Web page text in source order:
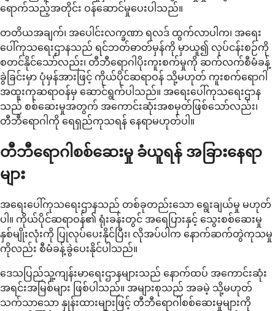
ရောက်သည့်အတိုင်း ဝန်ဆောင်မှုပေးပါသည်။
တတိယအချက်၊ အပေါင်းလက္ခဏာ ရလဒ် ထွက်လာပါက၊ အရေး
ပေါ်ကုသရေးဌာနသည် ရင်ဘတ်ဓာတ်မှန်ကို မှာယူ၍ လုပ်ငန်းစဉ်ကို
စတင်နိုင်သော်လည်း၊ တီဘီရောဂါပိုးကူးစက်မှုကို ဆက်လက်စီမံခန့်
ခွဲခြင်းမှာ ပုံမှန်အားဖြင့် ကိုယ်ပိုင်ဆရာဝန် သို့မဟုတ် ကူးစက်ရောဂါ
အထူးကုဆရာဝန်မှ ဆောင်ရွက်ပါသည်။ အရေးပေါ်ကုသရေးဌာန
သည် စစ်ဆေးမှုအတွက် အကောင်းဆုံးအစမှတ်ဖြစ်သော်လည်း၊
တီဘီရောဂါကို ရေရှည်ကုသရန် နေရာမဟုတ်ပါ။
တီဘီရောဂါစစ်ဆေးမှု ခံယူရန် အခြားနေရာ
များ
အရေးပေါ်ကုသရေးဌာနသည် တစ်ခုတည်းသော ရွေးချယ်မှု မဟုတ်
ပါ။ ကိုယ်ပိုင်ဆရာဝန်၏ ရုံးခန်းတွင် အရေပြားနှင့် သွေးစစ်ဆေးမှု
နှစ်မျိုးလုံးကို ပြုလုပ်ပေးနိုင်ပြီး၊ လိုအပ်ပါက နောက်ဆက်တွဲကုသမှု
ကိုလည်း စီမံခန့်ခွဲပေးနိုင်ပါသည်။
ဒေသပြည်သူ့ကျန်းမာရေးဌာနများသည် နောက်ထပ် အကောင်းဆုံး
အရင်းအမြစ်များ ဖြစ်ပါသည်။ အများစုသည် အခမဲ့ သို့မဟုတ်
သက်သာသော နှုန်းထားများဖြင့် တီဘီရောဂါစစ်ဆေးမှုများကို